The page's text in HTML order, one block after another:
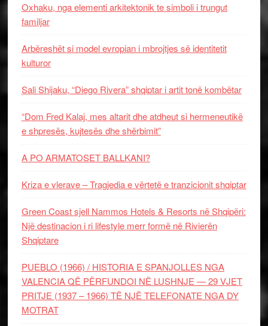
Oxhaku, nga elementi arkitektonik te simboli i trungut
familjar
Arbëreshët si model evropian i mbrojtjes së identitetit
kulturor
Sali Shijaku, “Diego Rivera” shqiptar i artit tonë kombëtar
“Dom Fred Kalaj, mes altarit dhe atdheut si hermeneutikë
e shpresës, kujtesës dhe shërbimit”
A PO ARMATOSET BALLKANI?
Kriza e vlerave – Tragjedia e vërtetë e tranzicionit shqiptar
Green Coast sjell Nammos Hotels & Resorts në Shqipëri:
Një destinacion i ri lifestyle merr formë në Rivierën
Shqiptare
PUEBLO (1966) / HISTORIA E SPANJOLLES NGA
VALENCIA QË PËRFUNDOI NË LUSHNJE — 29 VJET
PRITJE (1937 – 1966) TË NJË TELEFONATE NGA DY
MOTRAT